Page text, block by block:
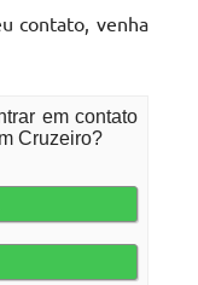
contato, venha
em contato
Cruzeiro?